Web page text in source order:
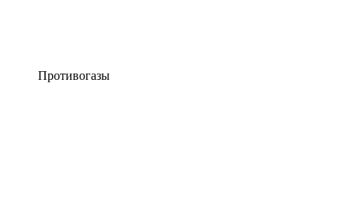
Противогазы